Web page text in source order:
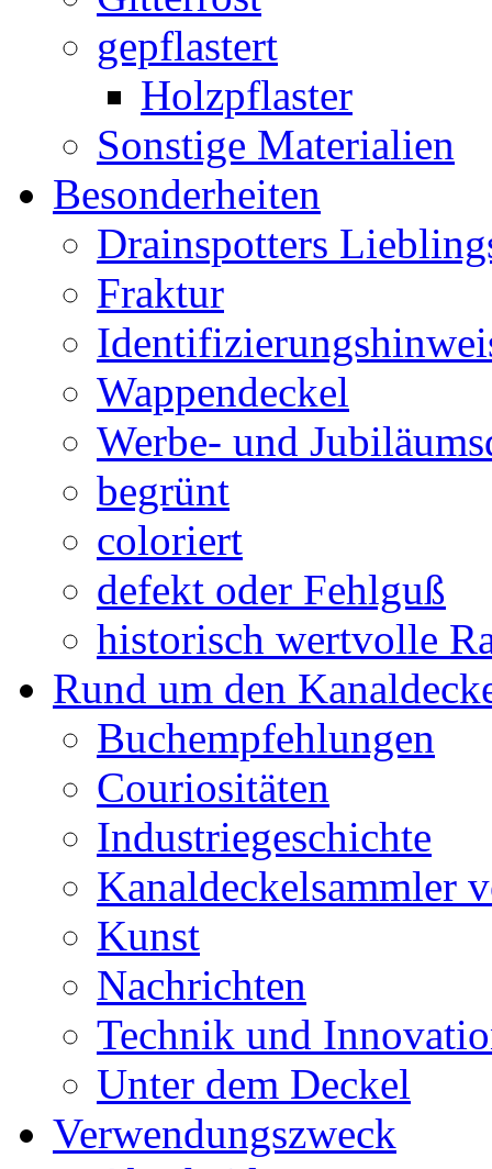
gepflastert
Holzpflaster
Sonstige Materialien
Besonderheiten
Drainspotters
Fraktur
Wappendeckel
Werbe- und
begrünt
coloriert
defekt oder Fehlguß
historisch wertvolle
Rund um den
Buchempfehlungen
Couriositäten
Industriegeschichte
Kanaldeckelsammler
Kunst
Nachrichten
Technik und
Unter dem Deckel
Verwendungszweck